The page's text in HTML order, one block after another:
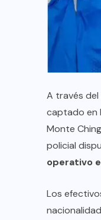
A través del
captado en
Monte
policial
operativo
Los